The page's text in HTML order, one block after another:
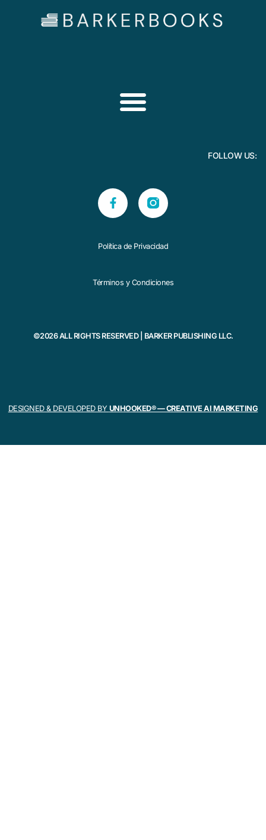
FOLLOW US:
Política de Privacidad
Términos y Condiciones
©2026 ALL RIGHTS RESERVED | BARKER PUBLISHING LLC.
DESIGNED & DEVELOPED BY UNHOOKED® — CREATIVE AI MARKETING